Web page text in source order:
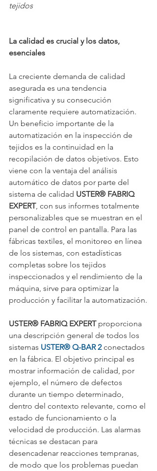
tejidos
La calidad es crucial y los datos,
esenciales
La creciente demanda de calidad
asegurada es una tendencia
significativa y su consecución
claramente requiere automatización.
Un beneficio importante de la
automatización en la inspección de
tejidos es la continuidad en la
recopilación de datos objetivos. Esto
viene con la ventaja del análisis
automático de datos por parte del
sistema de calidad USTER® FABRIQ
EXPERT, con sus informes totalmente
personalizables que se muestran en el
panel de control en pantalla. Para las
fábricas textiles, el monitoreo en línea
de los sistemas, con estadísticas
completas sobre los tejidos
inspeccionados y el rendimiento de la
máquina, sirve para optimizar la
producción y facilitar la automatización.
USTER® FABRIQ EXPERT proporciona
una descripción general de todos los
sistemas USTER® Q-BAR 2 conectados
en la fábrica. El objetivo principal es
mostrar información de calidad, por
ejemplo, el número de defectos
durante un tiempo determinado,
dentro del contexto relevante, como el
estado de funcionamiento o la
velocidad de producción. Las alarmas
técnicas se destacan para
desencadenar reacciones tempranas,
de modo que los problemas puedan